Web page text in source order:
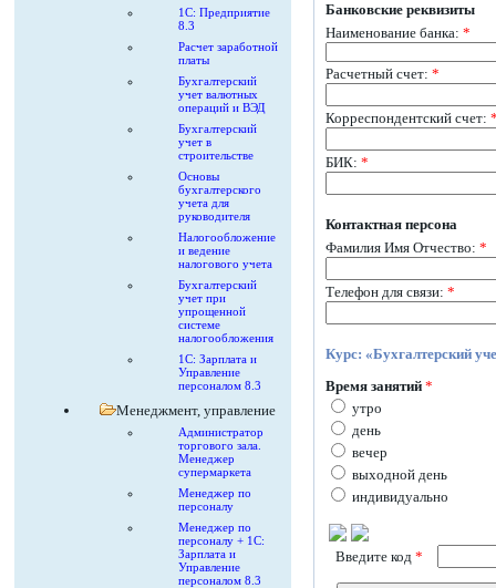
1С: Предприятие
8.3
Расчет заработной
платы
Бухгалтерский
учет валютных
операций и ВЭД
Бухгалтерский
учет в
строительстве
Основы
бухгалтерского
учета для
руководителя
Налогообложение
и ведение
налогового учета
Бухгалтерский
учет при
упрощенной
системе
налогообложения
1С: Зарплата и
Управление
персоналом 8.3
Менеджмент, управление
Администратор
торгового зала.
Менеджер
супермаркета
Менеджер по
персоналу
Менеджер по
персоналу + 1С:
Зарплата и
Управление
персоналом 8.3
Банковские реквизиты
Наименование банка: *
Расчетный счет: *
Корреспондентский счет:
БИК: *
Контактная персона
Фамилия Имя Отчество: *
Телефон для связи: *
Курс: «Бухгалтерский
Время занятий *
утро
день
вечер
выходной день
индивидуально
Введите код *